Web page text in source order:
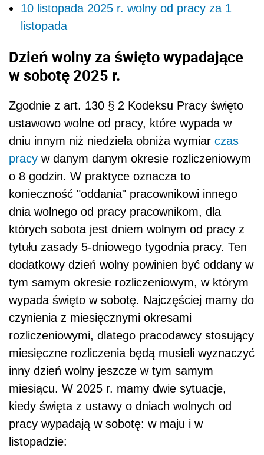
10 listopada 2025 r. wolny od pracy za 1
listopada
Dzień wolny za święto wypadające
w sobotę 2025 r.
Zgodnie z art. 130 § 2 Kodeksu Pracy święto
ustawowo wolne od pracy, które wypada w
dniu innym niż niedziela obniża wymiar czas
pracy w danym danym okresie rozliczeniowym
o 8 godzin. W praktyce oznacza to
konieczność "oddania" pracownikowi innego
dnia wolnego od pracy pracownikom, dla
których sobota jest dniem wolnym od pracy z
tytułu zasady 5-dniowego tygodnia pracy. Ten
dodatkowy dzień wolny powinien być oddany w
tym samym okresie rozliczeniowym, w którym
wypada święto w sobotę. Najczęściej mamy do
czynienia z miesięcznymi okresami
rozliczeniowymi, dlatego pracodawcy stosujący
miesięczne rozliczenia będą musieli wyznaczyć
inny dzień wolny jeszcze w tym samym
miesiącu. W 2025 r. mamy dwie sytuacje,
kiedy święta z ustawy o dniach wolnych od
pracy wypadają w sobotę: w maju i w
listopadzie: